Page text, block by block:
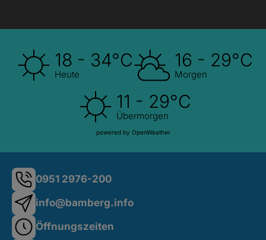
18 - 34°C
Heute
16 - 29°C
Morgen
11 - 29°C
Übermorgen
powered by OpenWeather
0951 2976-200
info@bamberg.info
Öffnungszeiten